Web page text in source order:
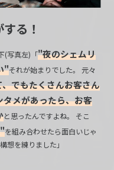
る！
(写真左)「"夜のシェムリ
"それが始まりでした。 元々
でもたくさんお客さん
タメがあったら、お客
と思ったんですよね。 そこ
を組み合わせたら面白いじゃ
想を練りました」